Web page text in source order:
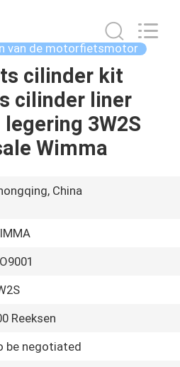
van de motorfietsmotor
cilinder kit
cilinder liner
3W2S
Wimma
China
Reeksen
be negotiated